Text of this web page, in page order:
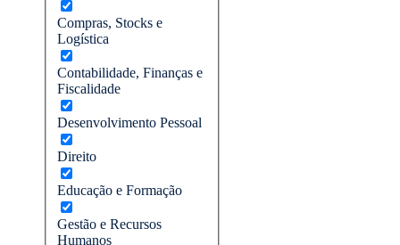
Compras, Stocks e
Logística
Contabilidade, Finanças e
Fiscalidade
Desenvolvimento Pessoal
Direito
Educação e Formação
Gestão e Recursos
Humanos